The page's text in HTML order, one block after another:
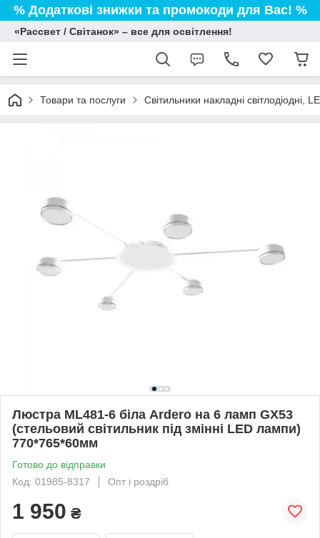
% Додаткові знижки та промокоди для Вас! %
«Рассвет / Світанок» – все для освітлення!
Товари та послуги Світильники накладні світлодіодні,
Люстра ML481-6 бiла Ardero на 6 ламп GX53
(стельовий світильник під змінні LED лампи)
770*765*60мм
Готово до відправки
Код: 01985-8317
Опт і роздріб
1 950 ₴